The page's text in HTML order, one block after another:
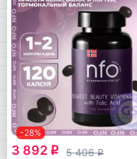
-28%
3 892 q 5 406q